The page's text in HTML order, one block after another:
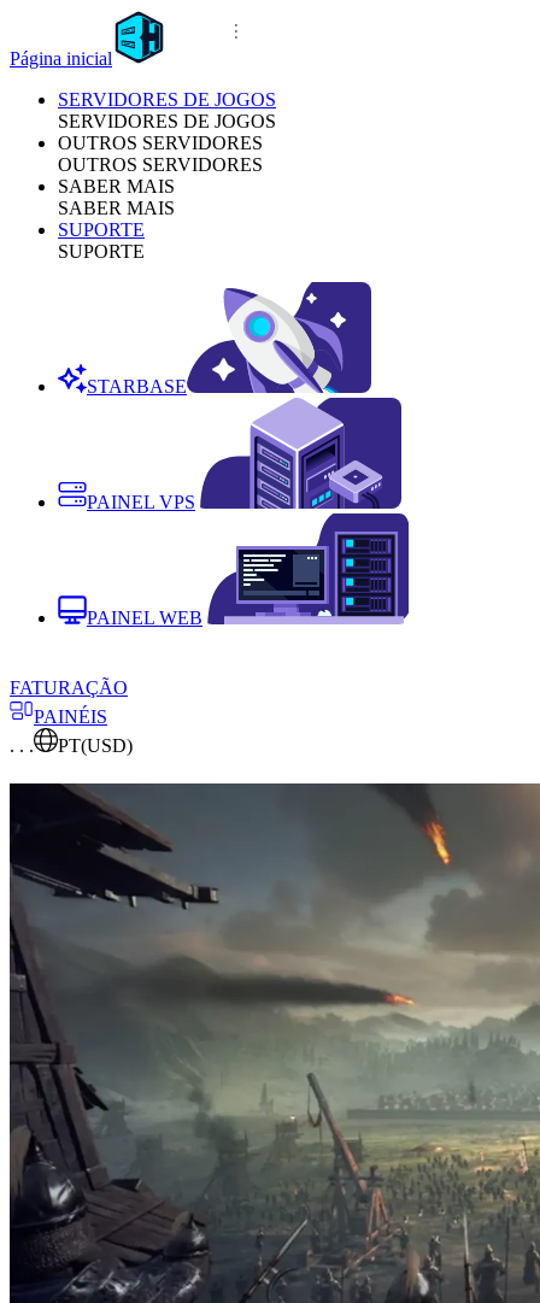
Página inicial
SERVIDORES DE JOGOS
SERVIDORES DE JOGOS
OUTROS SERVIDORES
OUTROS SERVIDORES
SABER MAIS
SABER MAIS
SUPORTE
SUPORTE
STARBASE
PAINEL VPS
PAINEL WEB
FATURAÇÃO
PAINÉIS
. . .
PT(USD)